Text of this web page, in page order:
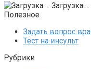
Загрузка ...
Полезное
Задать вопрос
Тест на инсульт
Рубрики